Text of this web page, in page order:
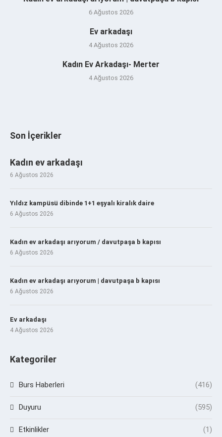
6 Ağustos 2026
Ev arkadaşı
4 Ağustos 2026
Kadın Ev Arkadaşı- Merter
4 Ağustos 2026
Son İçerikler
Kadın ev arkadaşı
6 Ağustos 2026
Yıldız kampüsü dibinde 1+1 eşyalı kiralık daire
6 Ağustos 2026
Kadın ev arkadaşı arıyorum / davutpaşa b kapısı
6 Ağustos 2026
Kadın ev arkadaşı arıyorum | davutpaşa b kapısı
6 Ağustos 2026
Ev arkadaşı
4 Ağustos 2026
Kategoriler
Burs Haberleri (416)
Duyuru (595)
Etkinlikler (1)